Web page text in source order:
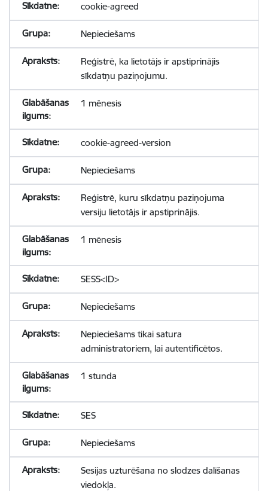
cookie-agreed
Nepieciešams
Reģistrē, ka lietotājs ir apstiprinājis
sīkdatņu paziņojumu.
1 mēnesis
cookie-agreed-version
Nepieciešams
Reģistrē, kuru sīkdatņu paziņojuma
versiju lietotājs ir apstiprinājis.
1 mēnesis
SESS<ID>
Nepieciešams
Nepieciešams tikai satura
administratoriem, lai autentificētos.
1 stunda
SES
Nepieciešams
Sesijas uzturēšana no slodzes dalīšanas
viedokļa.